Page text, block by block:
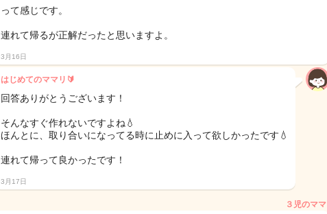
って感じです。
連れて帰るが正解だったと思いますよ。
3月16日
はじめてのママリ🔰
回答ありがとうございます！
そんなすぐ作れないですよね💧
ほんとに、取り合いになってる時に止めに入って欲しかったです💧
連れて帰って良かったです！
3月17日
３児のママ